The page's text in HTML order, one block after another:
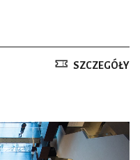
SZCZEGÓŁY